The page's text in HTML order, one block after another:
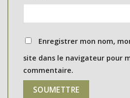
Enregistrer mon nom,
site dans le navigateur pour
commentaire.